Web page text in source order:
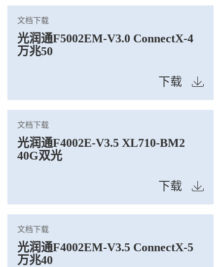
文档下载
光润通F5002EM-V3.0 ConnectX-4
万兆50
下载
文档下载
光润通F4002E-V3.5 XL710-BM2
40G双光
下载
文档下载
光润通F4002EM-V3.5 ConnectX-5
万兆40